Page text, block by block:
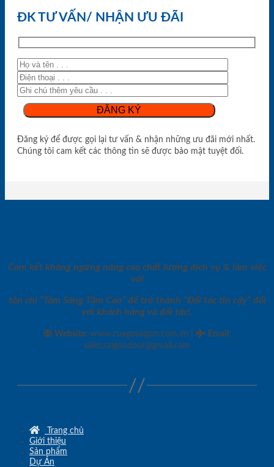
ĐK TƯ VẤN/ NHẬN ƯU ĐÃI
Đăng ký để được gọi lại tư vấn & nhận những ưu đãi mới nhất.
Chúng tôi cam kết các thông tin sẽ được bảo mật tuyệt đối.
Cam kết không ngừng nâng cao chất lượng dịch vụ & làm việc
với
tôn chỉ “Tâm Sáng Tầm Cao” để trở thành “Đối tác tin cậy” đối
với khách hàng và đối tác!.
Website: www.cuagosaigon.com.vn Email :
sales.saigondoor@gmail.com
Trang chủ
Giới thiệu
Sản phẩm
Dự Án